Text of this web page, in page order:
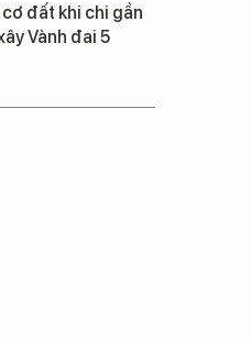
đất khi chi gần
Vành đai 5